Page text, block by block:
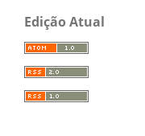
Edição Atual